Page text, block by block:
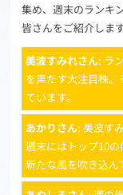
集め、週末のランキ
皆さんをご紹介します
美波すみれさん: ラ
を果たす大注目株
ています。
あかりさん: 美波す
週末にはトップ10
新たな風を吹き込ん